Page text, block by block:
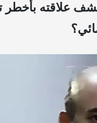
علاقته بأخطر